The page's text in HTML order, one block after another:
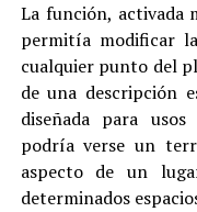
La función, activada
permitía modificar
cualquier punto del
de una descripción
diseñada para
podría verse un
aspecto de un
determinados